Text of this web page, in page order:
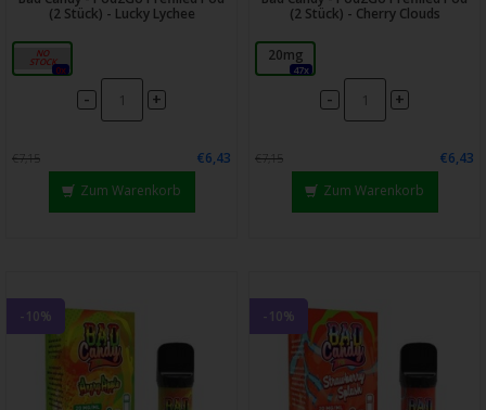
(2 Stück) - Lucky Lychee
20mg
0x
- +
€7,15
€6,43
Zum Warenkorb
(2 Stück) - Cherry Clouds
20mg
47x
- +
€7,15
€6,43
Zum Warenkorb
-10% -10%